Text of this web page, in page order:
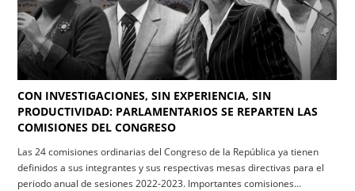
CON INVESTIGACIONES, SIN EXPERIENCIA, SIN
PRODUCTIVIDAD: PARLAMENTARIOS SE REPARTEN LAS
COMISIONES DEL CONGRESO
Las 24 comisiones ordinarias del Congreso de la República ya tienen
definidos a sus integrantes y sus respectivas mesas directivas para el
periodo anual de sesiones 2022-2023. Importantes comisiones...